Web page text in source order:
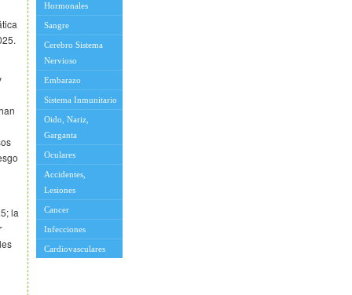
Hormonales
Sangre
Cerebro Sistema
Nervioso
Embarazo
Sistema Inmunitario
Oido, Nariz,
Garganta
Oculares
Accidentes,
Lesiones
Cancer
Infecciones
Cardiovasculares
la